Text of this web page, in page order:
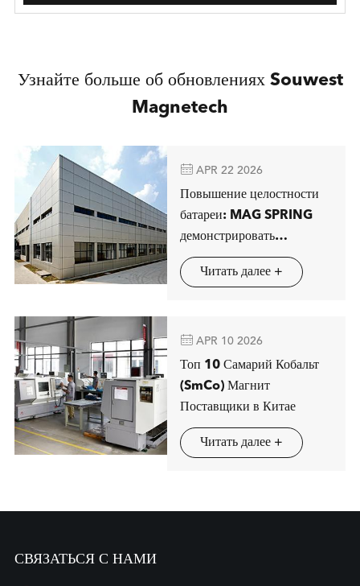
Узнайте больше об обновлениях Souwest
Magnetech
 APR 22 2026
Повышение целостности
батареи: MAG SPRING
демонстрировать
передовые решения
магнитной сепарации в
Читать далее +
 APR 10 2026
Топ 10 Самарий Кобальт
(SmCo) Магнит
Поставщики в Китае
Читать далее +
СВЯЗАТЬСЯ С НАМИ